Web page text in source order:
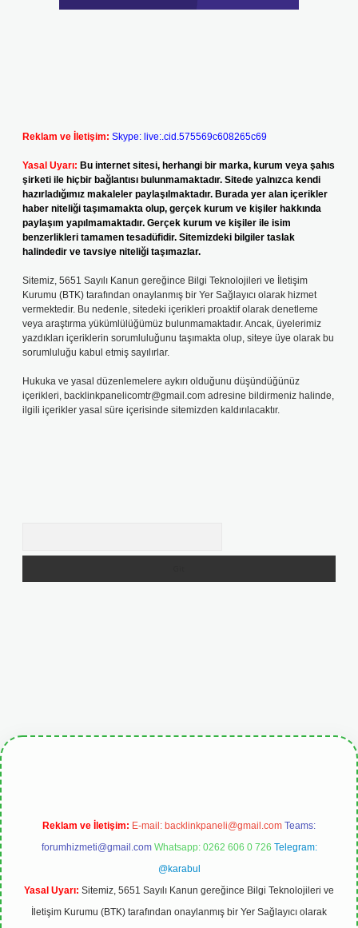
Reklam ve İletişim: Skype: live:.cid.575569c608265c69
Yasal Uyarı: Bu internet sitesi, herhangi bir marka, kurum veya şahıs
şirketi ile hiçbir bağlantısı bulunmamaktadır. Sitede yalnızca kendi
hazırladığımız makaleler paylaşılmaktadır. Burada yer alan içerikler
haber niteliği taşımamakta olup, gerçek kurum ve kişiler hakkında
paylaşım yapılmamaktadır. Gerçek kurum ve kişiler ile isim
benzerlikleri tamamen tesadüfidir. Sitemizdeki bilgiler taslak
halindedir ve tavsiye niteliği taşımazlar.
Sitemiz, 5651 Sayılı Kanun gereğince Bilgi Teknolojileri ve İletişim
Kurumu (BTK) tarafından onaylanmış bir Yer Sağlayıcı olarak hizmet
vermektedir. Bu nedenle, sitedeki içerikleri proaktif olarak denetleme
veya araştırma yükümlülüğümüz bulunmamaktadır. Ancak, üyelerimiz
yazdıkları içeriklerin sorumluluğunu taşımakta olup, siteye üye olarak bu
sorumluluğu kabul etmiş sayılırlar.
Hukuka ve yasal düzenlemelere aykırı olduğunu düşündüğünüz
içerikleri, backlinkpanelicomtr@gmail.com adresine bildirmeniz halinde,
ilgili içerikler yasal süre içerisinde sitemizden kaldırılacaktır.
Reklam ve İletişim: E-mail: backlinkpaneli@gmail.com Teams:
forumhizmeti@gmail.com Whatsapp: 0262 606 0 726 Telegram:
@karabul
Yasal Uyarı: Sitemiz, 5651 Sayılı Kanun gereğince Bilgi Teknolojileri ve
İletişim Kurumu (BTK) tarafından onaylanmış bir Yer Sağlayıcı olarak